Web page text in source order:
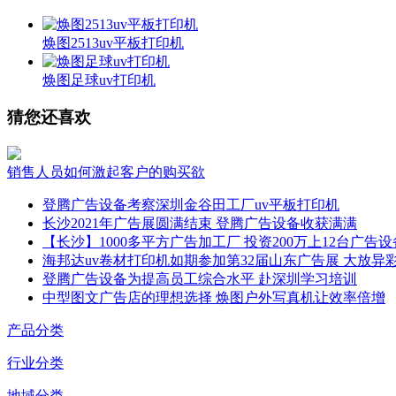
焕图2513uv平板打印机
焕图足球uv打印机
猜您还喜欢
销售人员如何激起客户的购买欲
登腾广告设备考察深圳金谷田工厂uv平板打印机
长沙2021年广告展圆满结束 登腾广告设备收获满满
【长沙】1000多平方广告加工厂 投资200万上12台广告设
海邦达uv卷材打印机如期参加第32届山东广告展 大放异
登腾广告设备为提高员工综合水平 赴深圳学习培训
中型图文广告店的理想选择 焕图户外写真机让效率倍增
产品分类
行业分类